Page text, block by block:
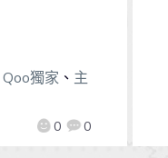
0 0
Qoo獨家 、 主